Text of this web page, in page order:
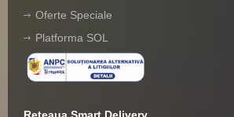
Oferte Speciale
Platforma SOL